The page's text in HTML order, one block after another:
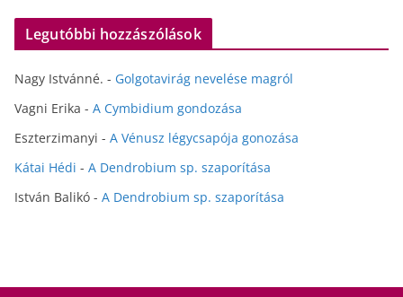
Legutóbbi hozzászólások
Nagy Istvánné. - Golgotavirág nevelése magról
Vagni Erika - A Cymbidium gondozása
Eszterzimanyi - A Vénusz légycsapója gonozása
Kátai Hédi - A Dendrobium sp. szaporítása
István Balikó - A Dendrobium sp. szaporítása